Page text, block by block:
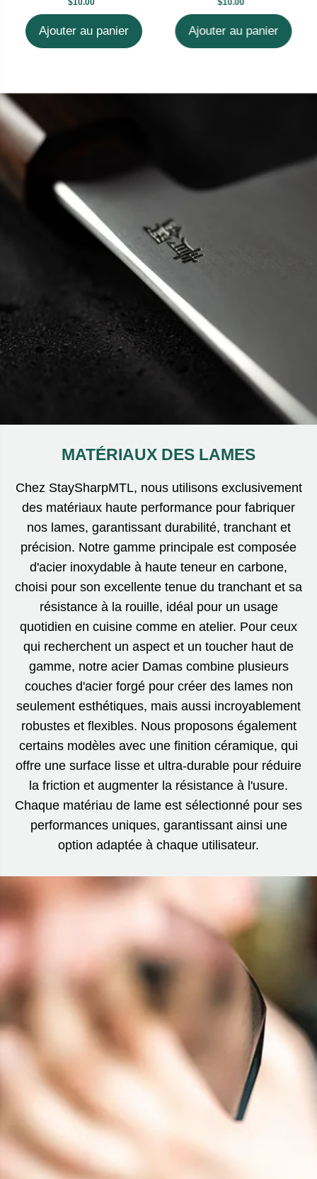
$10.00
Ajouter au panier
$10.00
Ajouter au panier
MATÉRIAUX DES LAMES
Chez StaySharpMTL, nous utilisons exclusivement
des matériaux haute performance pour fabriquer
nos lames, garantissant durabilité, tranchant et
précision. Notre gamme principale est composée
d'acier inoxydable à haute teneur en carbone,
choisi pour son excellente tenue du tranchant et sa
résistance à la rouille, idéal pour un usage
quotidien en cuisine comme en atelier. Pour ceux
qui recherchent un aspect et un toucher haut de
gamme, notre acier Damas combine plusieurs
couches d'acier forgé pour créer des lames non
seulement esthétiques, mais aussi incroyablement
robustes et flexibles. Nous proposons également
certains modèles avec une finition céramique, qui
offre une surface lisse et ultra-durable pour réduire
la friction et augmenter la résistance à l'usure.
Chaque matériau de lame est sélectionné pour ses
performances uniques, garantissant ainsi une
option adaptée à chaque utilisateur.